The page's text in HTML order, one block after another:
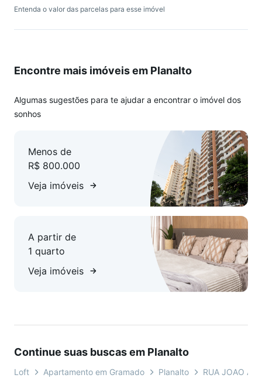
Entenda o valor das parcelas para esse imóvel
Encontre mais imóveis em Planalto
Algumas sugestões para te ajudar a encontrar o imóvel dos
sonhos
Menos de
R$ 800.000
Veja imóveis
A partir de
1 quarto
Veja imóveis
Continue suas buscas em Planalto
Loft Apartamento em Gramado Planalto RUA JOAO